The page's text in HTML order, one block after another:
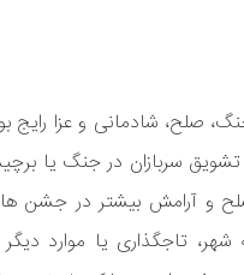
صلح، شادمانی و عزا رایج
سربازان در جنگ یا
و آرامش بیشتر در جشن
تاجگذاری یا موارد